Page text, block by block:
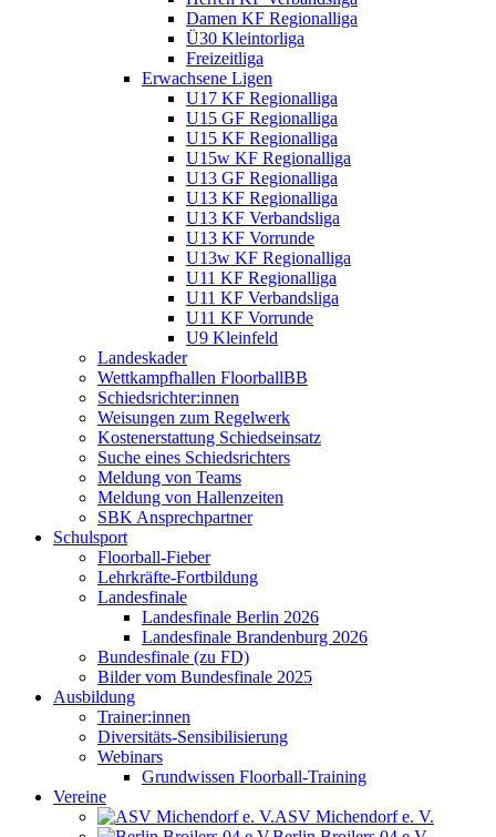
Damen KF Regionalliga
Ü30 Kleintorliga
Freizeitliga
Erwachsene Ligen
U17 KF Regionalliga
U15 GF Regionalliga
U15 KF Regionalliga
U15w KF Regionalliga
U13 GF Regionalliga
U13 KF Regionalliga
U13 KF Verbandsliga
U13 KF Vorrunde
U13w KF Regionalliga
U11 KF Regionalliga
U11 KF Verbandsliga
U11 KF Vorrunde
U9 Kleinfeld
Landeskader
Wettkampfhallen FloorballBB
Schiedsrichter:innen
Weisungen zum Regelwerk
Kostenerstattung Schiedseinsatz
Suche eines Schiedsrichters
Meldung von Teams
Meldung von Hallenzeiten
SBK Ansprechpartner
Schulsport
Floorball-Fieber
Lehrkräfte-Fortbildung
Landesfinale
Landesfinale Berlin 2026
Landesfinale Brandenburg 2026
Bundesfinale (zu FD)
Bilder vom Bundesfinale 2025
Ausbildung
Trainer:innen
Diversitäts-Sensibilisierung
Webinars
Grundwissen Floorball-Training
Vereine
ASV Michendorf e. V.